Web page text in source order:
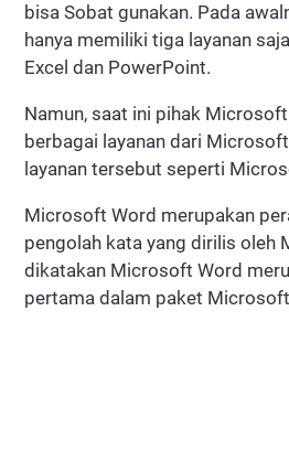
bisa Sobat gunakan. Pada
hanya memiliki tiga layanan
Excel dan PowerPoint.
Namun, saat ini pihak
berbagai layanan dari
layanan tersebut seperti
Microsoft Word merupakan
pengolah kata yang dirilis oleh
dikatakan Microsoft Word
pertama dalam paket